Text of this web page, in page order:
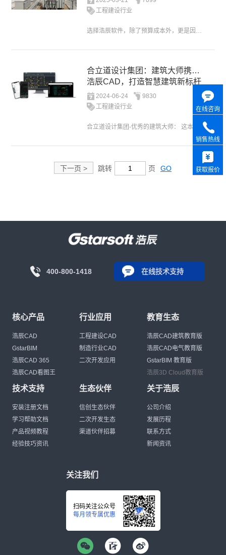
工程建设行业
选择浩辰软件，除了预算成本外，更是因为浩辰CAD机械等产品的综合性价比更高。在软件界面、操作习惯、快捷键设置、专业工具箱等方面，国产CAD软件做得很好，我们总体用下来相当满意。而且浩辰CAD平台与Su...
合立道设计集团：建筑大师携手
浩辰CAD，打造智慧建筑新标杆
2024-06-24
9830
工程建设行业
下一页 > 跳转 页 GO
400-800-1418 在线技术支持
核心产品
浩辰CAD
GstarBIM
浩辰CAD 365
浩辰CAD看图王
行业应用
工程建设CAD
制造行业CAD
二次开发应用
教育生态
浩辰CAD建筑教育版
浩辰CAD电气教育版
GstarBIM 教育版
浩辰3D Cloud教育版
技术支持
安装注册文档
学习帮助文档
产品视频教程
经验技巧资讯
生态伙伴
信创生态伙伴
二次开发生态
渠道伙伴招募
关于浩辰
公司介绍
发展历程
联系方式
新闻资讯
关注我们
扫码关注公众号
每月领专属优惠
在线咨询
销售热线
获取报价